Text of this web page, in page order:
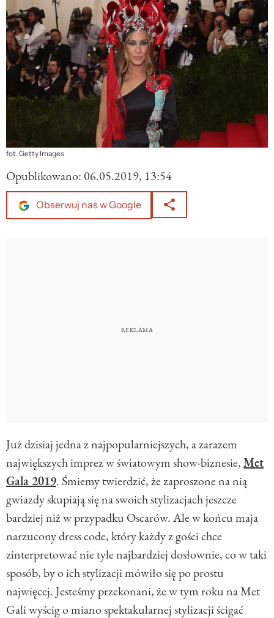
fot. Getty Images
Opublikowano: 06.05.2019, 13:54
Obserwuj nas w Google
Już dzisiaj jedna z najpopularniejszych, a zarazem
największych imprez w światowym show-biznesie,Met
Gala 2019. Śmiemy twierdzić, że zaproszone na nią
gwiazdy skupiają się na swoich stylizacjach jeszcze
bardziej niż w przypadku Oscarów. Ale w końcu maja
narzucony dress code, który każdy z gości chce
zinterpretować nie tyle najbardziej dosłownie, co w taki
sposób, by o ich stylizacji mówiło się po prostu
najwięcej. Jesteśmy przekonani, że w tym roku na Met
Gali wyścig o miano spektakularnej stylizacji ścigać